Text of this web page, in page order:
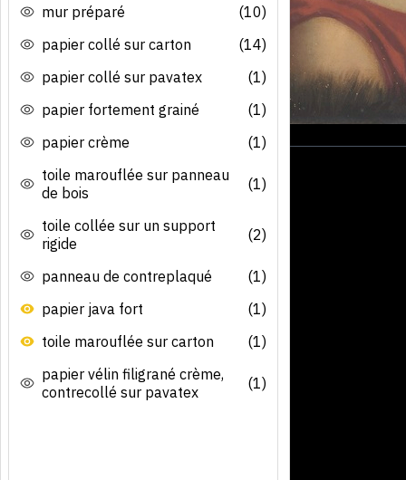
mur préparé
(10)
papier collé sur carton
(14)
papier collé sur pavatex
(1)
papier fortement grainé
(1)
papier crème
(1)
toile marouflée sur panneau
de bois
(1)
toile collée sur un support
rigide
(2)
panneau de contreplaqué
(1)
papier java fort
(1)
toile marouflée sur carton
(1)
papier vélin filigrané crème,
contrecollé sur pavatex
(1)